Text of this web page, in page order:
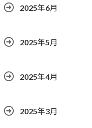
2025年6月
2025年5月
2025年4月
2025年3月